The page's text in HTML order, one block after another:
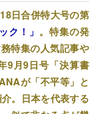
日合併特大号の第
ク！」 。特集の発
特集の人気記事や
9月9日号「決算書
が「不平等」と
。日本を代表する